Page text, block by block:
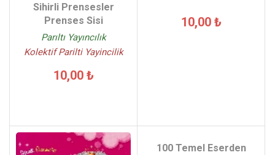
Sihirli Prensesler
Prenses Sisi
Parıltı Yayıncılık
Kolektif Parilti Yayincilik
10,00 ₺
10,00 ₺
100 Temel Eserden